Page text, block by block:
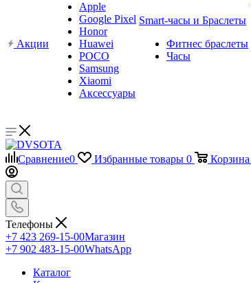
Акции
Apple
Google Pixel
Honor
Huawei
POCO
Samsung
Xiaomi
Аксессуары
Smart-часы и Браслеты
Фитнес браслеты
Часы
Сравнение0 Избранные товары 0 Корзина
Телефоны
+7 423 269-15-00Магазин
+7 902 483-15-00WhatsApp
Каталог